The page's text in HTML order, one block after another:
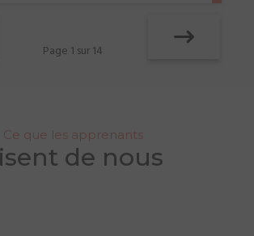
Page 1 sur 14
Ce que les apprenants
de nous